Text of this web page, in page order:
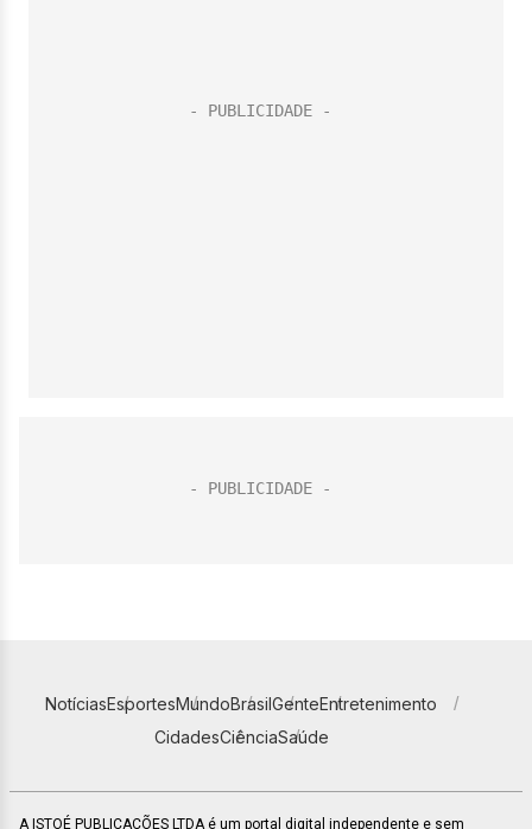
NotíciasEsportesMundoBrasilGenteEntretenimento
CidadesCiênciaSaúde
A ISTOÉ PUBLICAÇÕES LTDA é um portal digital independente e sem